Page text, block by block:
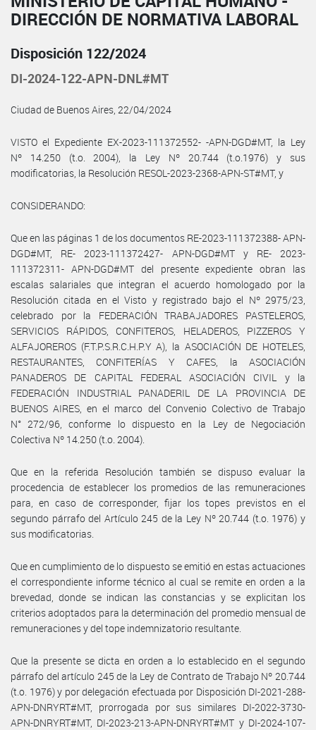
DIRECCIÓN DE NORMATIVA LABORAL
Disposición 122/2024
DI-2024-122-APN-DNL#MT
Ciudad de Buenos Aires, 22/04/2024
VISTO el Expediente EX-2023-111372552- -APN-DGD#MT, la Ley
Nº 14.250 (t.o. 2004), la Ley Nº 20.744 (t.o.1976) y sus
modificatorias, la Resolución RESOL-2023-2368-APN-ST#MT, y
CONSIDERANDO:
Que en las páginas 1 de los documentos RE-2023-111372388- APN-
DGD#MT, RE- 2023-111372427- APN-DGD#MT y RE- 2023-
111372311- APN-DGD#MT del presente expediente obran las
escalas salariales que integran el acuerdo homologado por la
Resolución citada en el Visto y registrado bajo el Nº 2975/23,
celebrado por la FEDERACIÓN TRABAJADORES PASTELEROS,
SERVICIOS RÁPIDOS, CONFITEROS, HELADEROS, PIZZEROS Y
ALFAJOREROS (F.T.P.S.R.C.H.P.Y A), la ASOCIACIÓN DE HOTELES,
RESTAURANTES, CONFITERÍAS Y CAFES, la ASOCIACIÓN
PANADEROS DE CAPITAL FEDERAL ASOCIACIÓN CIVIL y la
FEDERACIÓN INDUSTRIAL PANADERIL DE LA PROVINCIA DE
BUENOS AIRES, en el marco del Convenio Colectivo de Trabajo
N° 272/96, conforme lo dispuesto en la Ley de Negociación
Colectiva Nº 14.250 (t.o. 2004).
Que en la referida Resolución también se dispuso evaluar la
procedencia de establecer los promedios de las remuneraciones
para, en caso de corresponder, fijar los topes previstos en el
segundo párrafo del Artículo 245 de la Ley Nº 20.744 (t.o. 1976) y
sus modificatorias.
Que en cumplimiento de lo dispuesto se emitió en estas actuaciones
el correspondiente informe técnico al cual se remite en orden a la
brevedad, donde se indican las constancias y se explicitan los
criterios adoptados para la determinación del promedio mensual de
remuneraciones y del tope indemnizatorio resultante.
Que la presente se dicta en orden a lo establecido en el segundo
párrafo del artículo 245 de la Ley de Contrato de Trabajo Nº 20.744
(t.o. 1976) y por delegación efectuada por Disposición DI-2021-288-
APN-DNRYRT#MT, prorrogada por sus similares DI-2022-3730-
APN-DNRYRT#MT, DI-2023-213-APN-DNRYRT#MT y DI-2024-107-